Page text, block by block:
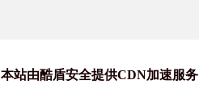
本站由酷盾安全提供CDN加速服务